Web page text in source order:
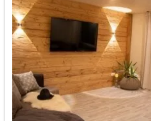
Wellness-Wochenende oder einen längeren
Heimatnest fühlen Sie sich rundum geborgen.